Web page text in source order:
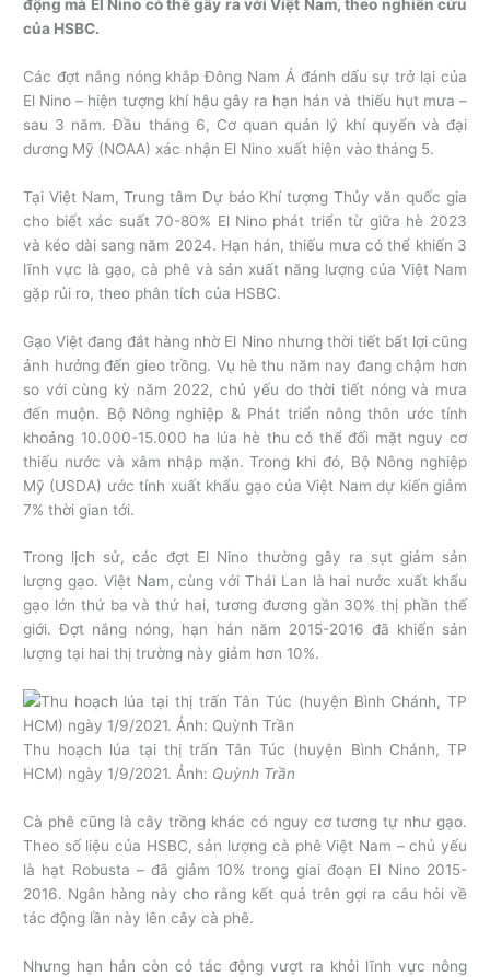
động mà El Nino có thể gây ra với Việt Nam, theo nghiên cứu
của HSBC.
Các đợt nắng nóng khắp Đông Nam Á đánh dấu sự trở lại của
El Nino – hiện tượng khí hậu gây ra hạn hán và thiếu hụt mưa –
sau 3 năm. Đầu tháng 6, Cơ quan quản lý khí quyển và đại
dương Mỹ (NOAA) xác nhận El Nino xuất hiện vào tháng 5.
Tại Việt Nam, Trung tâm Dự báo Khí tượng Thủy văn quốc gia
cho biết xác suất 70-80% El Nino phát triển từ giữa hè 2023
và kéo dài sang năm 2024. Hạn hán, thiếu mưa có thể khiến 3
lĩnh vực là gạo, cà phê và sản xuất năng lượng của Việt Nam
gặp rủi ro, theo phân tích của HSBC.
Gạo Việt đang đắt hàng nhờ El Nino nhưng thời tiết bất lợi cũng
ảnh hưởng đến gieo trồng. Vụ hè thu năm nay đang chậm hơn
so với cùng kỳ năm 2022, chủ yếu do thời tiết nóng và mưa
đến muộn. Bộ Nông nghiệp & Phát triển nông thôn ước tính
khoảng 10.000-15.000 ha lúa hè thu có thể đối mặt nguy cơ
thiếu nước và xâm nhập mặn. Trong khi đó, Bộ Nông nghiệp
Mỹ (USDA) ước tính xuất khẩu gạo của Việt Nam dự kiến giảm
7% thời gian tới.
Trong lịch sử, các đợt El Nino thường gây ra sụt giảm sản
lượng gạo. Việt Nam, cùng với Thái Lan là hai nước xuất khẩu
gạo lớn thứ ba và thứ hai, tương đương gần 30% thị phần thế
giới. Đợt nắng nóng, hạn hán năm 2015-2016 đã khiến sản
lượng tại hai thị trường này giảm hơn 10%.
Thu hoạch lúa tại thị trấn Tân Túc (huyện Bình Chánh, TP
HCM) ngày 1/9/2021. Ảnh: Quỳnh Trần
Cà phê cũng là cây trồng khác có nguy cơ tương tự như gạo.
Theo số liệu của HSBC, sản lượng cà phê Việt Nam – chủ yếu
là hạt Robusta – đã giảm 10% trong giai đoạn El Nino 2015-
2016. Ngân hàng này cho rằng kết quả trên gợi ra câu hỏi về
tác động lần này lên cây cà phê.
Nhưng hạn hán còn có tác động vượt ra khỏi lĩnh vực nông